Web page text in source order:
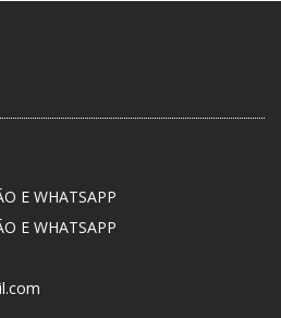
E WHATSAPP
E WHATSAPP